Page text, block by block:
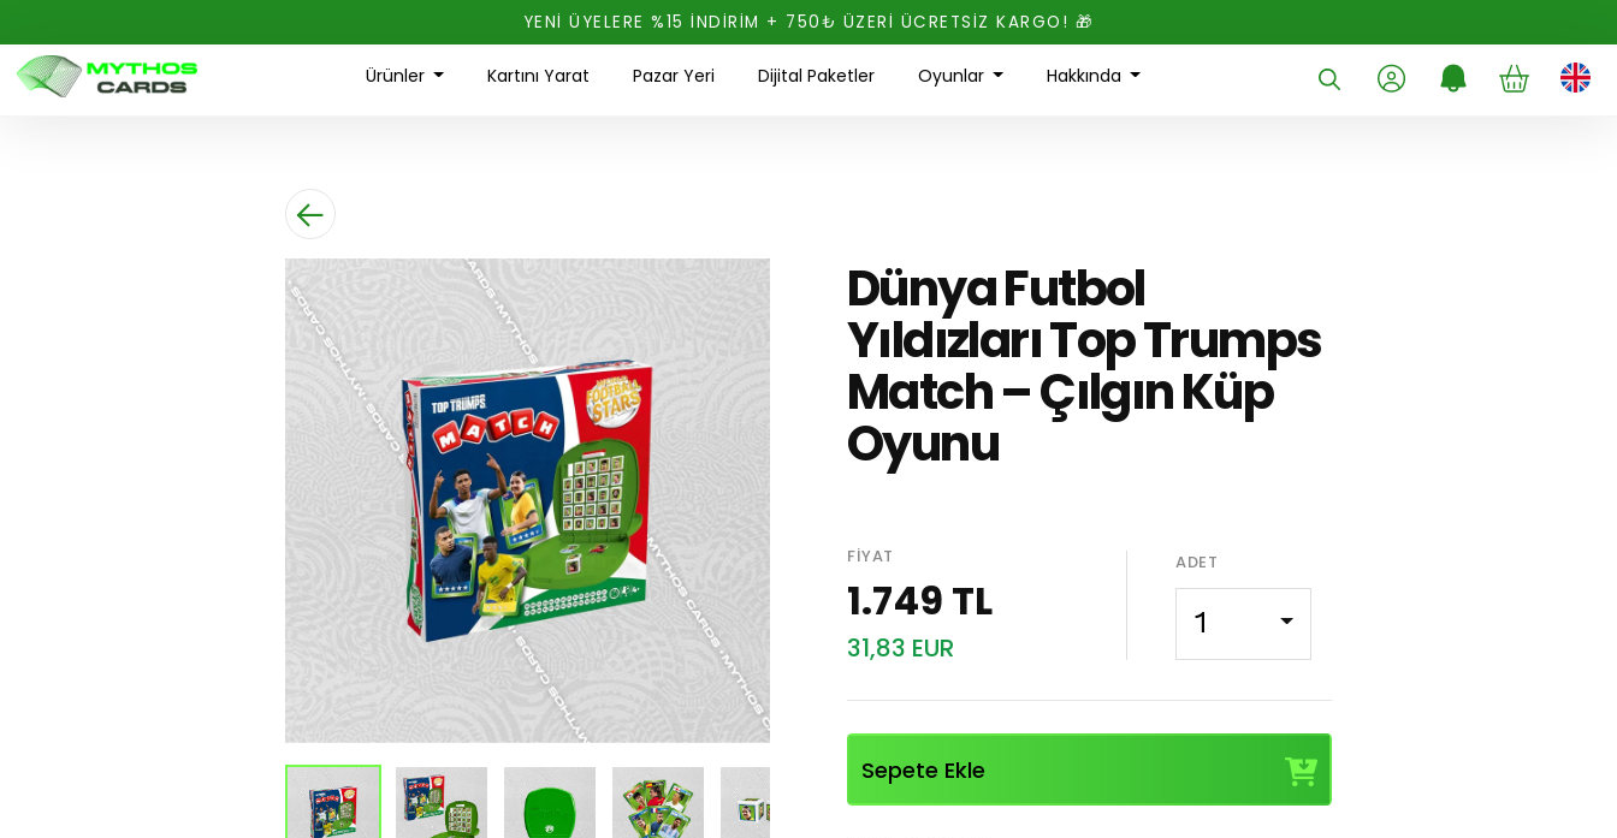
YENİ ÜYELERE %15 İNDİRİM + 750₺ ÜZERİ ÜCRETSİZ KARGO! 🎁
Ürünler Kartını Yarat Pazar Yeri Dijital Paketler Oyunlar Hakkında
Dünya Futbol
Yıldızları Top Trumps
Match – Çılgın Küp
Oyunu
FIYAT
1.749 TL
31,83 EUR
ADET
1
Sepete Ekle